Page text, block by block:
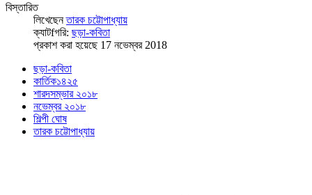
বিস্তারিত
লিখেছেনতারক চট্টোপাধ্যায়
ক্যাটfগরি: ছড়া-কবিতা
প্রকাশ করা হয়েছে 17 নভেম্বর 2018
ছড়া-কবিতা
কার্তিক১৪২৫
শারদসম্ভার ২০১৮
নভেম্বর ২০১৮
শিল্পী ঘোষ
তারক চট্টোপাধ্যায়